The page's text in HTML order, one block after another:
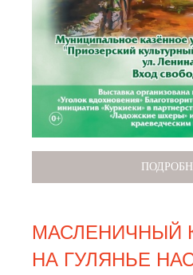
МАСЛЕНИЧНЫЙ
НА ГУЛЯНЬЕ